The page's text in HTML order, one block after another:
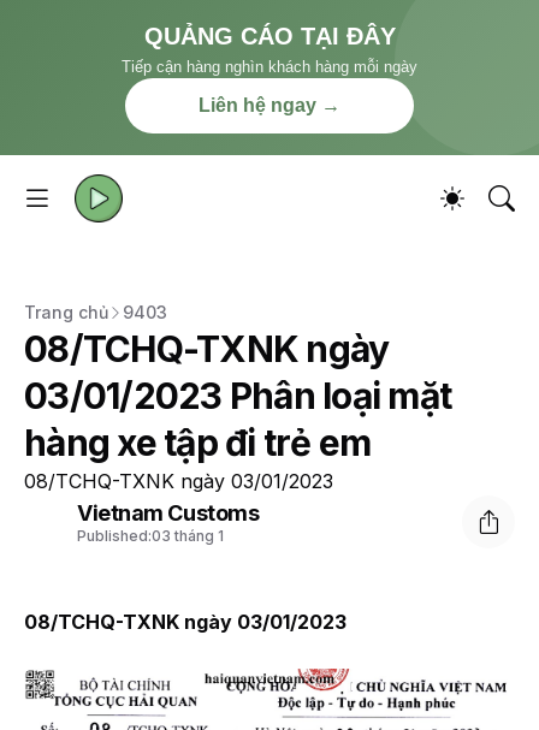
QUẢNG CÁO TẠI ĐÂY
Tiếp cận hàng nghìn khách hàng mỗi ngày
Liên hệ ngay →
Trang chủ 9403
08/TCHQ-TXNK ngày
03/01/2023 Phân loại mặt
hàng xe tập đi trẻ em
08/TCHQ-TXNK ngày 03/01/2023
Vietnam Customs
Published:03 tháng 1
08/TCHQ-TXNK ngày 03/01/2023